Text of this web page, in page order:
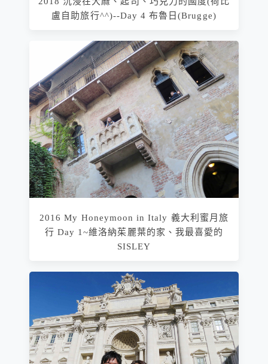
盧自助旅行^^)--Day 4 布魯日(Brugge)
2016 My Honeymoon in Italy 義大利蜜月旅
行 Day 1~維洛納茱麗葉的家、我最喜愛的
SISLEY